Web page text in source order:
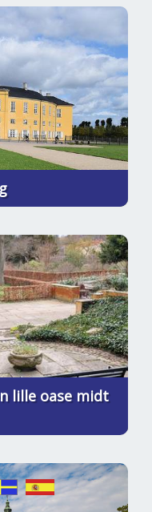
lille oase midt